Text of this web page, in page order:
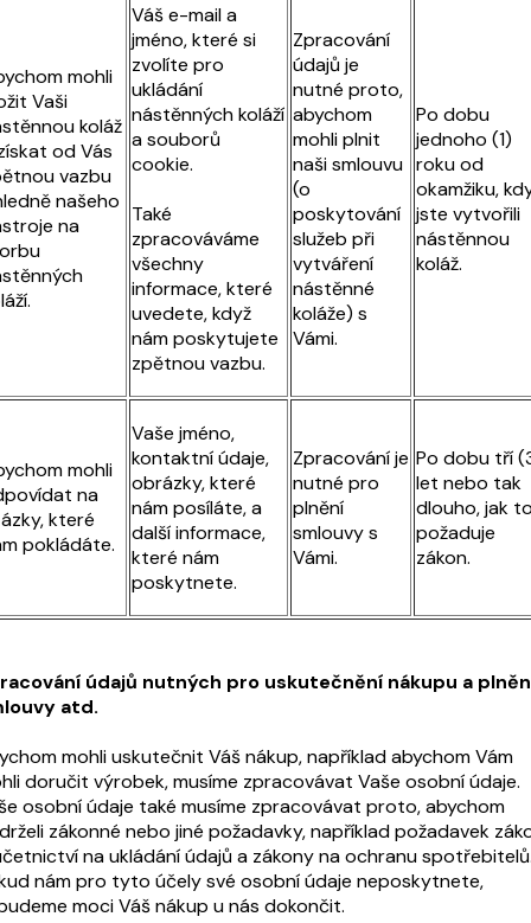
mohli
Vaši
koláž
od Vás
vazbu
našeho
na
Váš e-mail a
jméno, které si
zvolíte pro
ukládání
nástěnných koláží
a souborů
cookie.
Také
zpracováváme
všechny
informace, které
uvedete, když
nám poskytujete
zpětnou vazbu.
Zpracování
údajů je
nutné proto,
abychom
mohli plnit
naši smlouvu
(o
poskytování
služeb při
vytváření
nástěnné
koláže) s
Vámi.
Po dobu
jednoho (1)
roku od
okamžiku,
jste vytvořili
nástěnnou
koláž.
mohli
na
které
pokládáte.
Vaše jméno,
kontaktní údaje,
obrázky, které
nám posíláte, a
další informace,
které nám
poskytnete.
Zpracování je
nutné pro
plnění
smlouvy s
Vámi.
Po dobu tří
let nebo tak
dlouho, jak
požaduje
zákon.
údajů nutných pro uskutečnění nákupu a
atd.
mohli uskutečnit Váš nákup, například abychom Vám
doručit výrobek, musíme zpracovávat Vaše osobní údaje.
osobní údaje také musíme zpracovávat proto, abychom
zákonné nebo jiné požadavky, například požadavek
na ukládání údajů a zákony na ochranu
nám pro tyto účely své osobní údaje neposkytnete,
moci Váš nákup u nás dokončit.